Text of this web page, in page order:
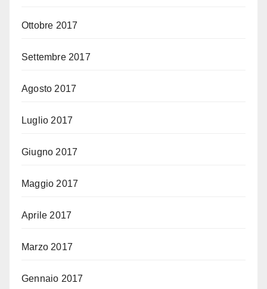
Ottobre 2017
Settembre 2017
Agosto 2017
Luglio 2017
Giugno 2017
Maggio 2017
Aprile 2017
Marzo 2017
Gennaio 2017